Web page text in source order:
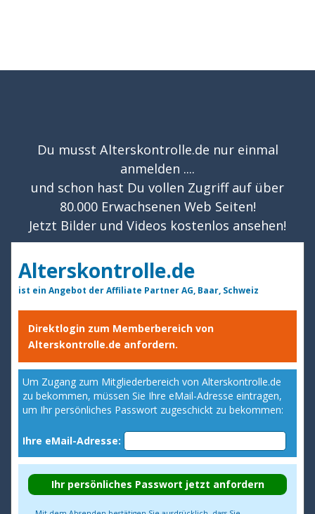
Du musst Alterskontrolle.de nur einmal
anmelden ....
und schon hast Du vollen Zugriff auf über
80.000 Erwachsenen Web Seiten!
Jetzt Bilder und Videos kostenlos ansehen!
Alterskontrolle.de
ist ein Angebot der Affiliate Partner AG, Baar, Schweiz
Direktlogin zum Memberbereich von
Alterskontrolle.de anfordern.
Um Zugang zum Mitgliederbereich von Alterskontrolle.de
zu bekommen, müssen Sie Ihre eMail-Adresse eintragen,
um Ihr persönliches Passwort zugeschickt zu bekommen:
Ihre eMail-Adresse: